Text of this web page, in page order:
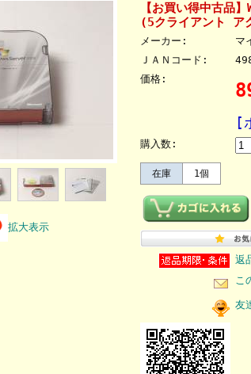
拡大表示
【お買い得中古
(5クライアント ア
メーカー:
マ
ＪＡＮコード:
価格:
[
購入数:
在庫 1個
返
こ
友